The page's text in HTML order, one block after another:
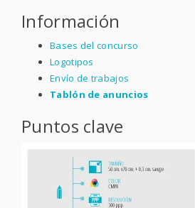
Información
Bases del concurso
Logotipos
Envío de trabajos
Tablón de anuncios
Puntos clave